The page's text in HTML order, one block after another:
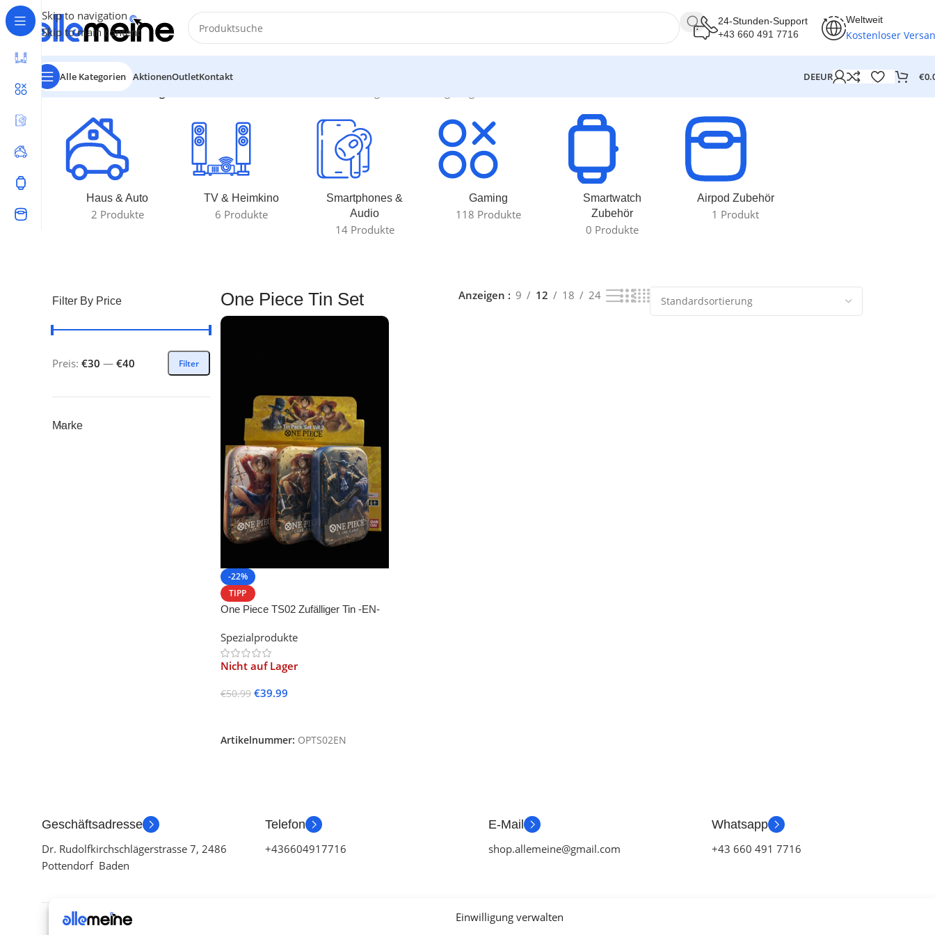
Einwilligung verwalten
Skip to navigation
Skip to main content
24-Stunden-Support
+43 660 491 7716
Weltweit
Kostenloser
Alle Kategorien AktionenOutletKontakt DEEUR €
Start/Produkte verschlagwortet mit „One Piece Tin Set“
Haus & Auto
2 Produkte
TV & Heimkino
6 Produkte
Smartphones &
Audio
14 Produkte
Gaming
118 Produkte
Smartwatch
Zubehör
0 Produkte
Airpod Zubehör
1 Produkt
Filter By Price
Filter
Preis: €30 — €40
Marke
One Piece Tin Set Anzeigen 9 12 18 24
-22%
TIPP
One Piece TS02 Zufälliger Tin -EN-
Spezialprodukte
Nicht auf Lager
€50.99 €39.99
Artikelnummer: OPTS02EN
Geschäftsadresse
Dr. Rudolfkirchschlägerstrasse 7, 2486
Pottendorf Baden
Telefon
+436604917716
E-Mail
shop.allemeine@gmail.com
Whatsapp
+43 660 491 7716